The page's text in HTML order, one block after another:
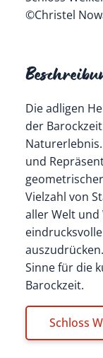
©Christel
Die adligen
der
und
Vielzahl von
aller Welt und
Sinne für die
Barockzeit.
Schloss